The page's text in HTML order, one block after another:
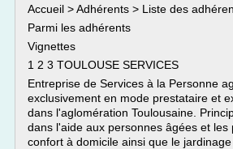
Accueil > Adhérents > Liste des
Parmi les adhérents
Vignettes
1 2 3 TOULOUSE SERVICES
Entreprise de Services à la Personne
exclusivement en mode prestataire et
dans l'aglomération Toulousaine.
dans l'aide aux personnes âgées et les
confort à domicile ainsi que le